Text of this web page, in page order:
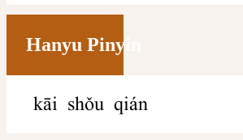
Hanyu Pinyin
kāi shǒu qián